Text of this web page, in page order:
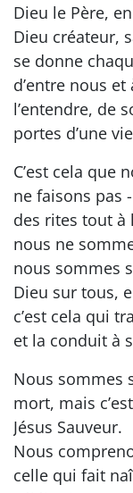
Dieu le Père,
Dieu créateur,
se donne
d’entre nous
l’entendre, de
portes d’une
C’est cela que
ne faisons pas
des rites tout à
nous ne
nous sommes
Dieu sur tous,
c’est cela qui
et la conduit à
Nous sommes
mort, mais
Jésus Sauveur.
Nous
celle qui fait